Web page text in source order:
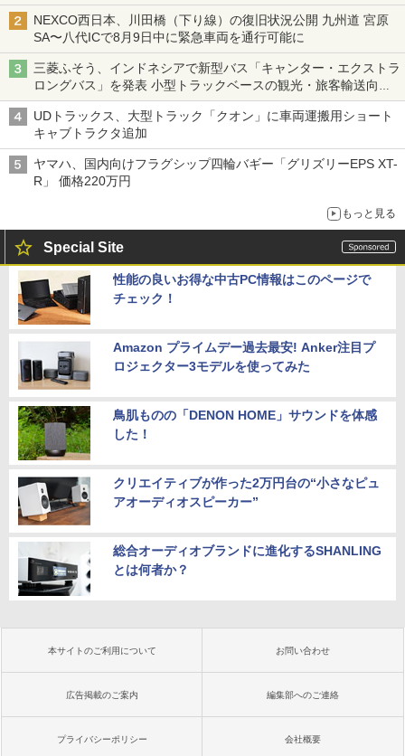
NEXCO西日本、川田橋（下り線）の復旧状況公開 九州道 宮原
SA〜八代ICで8月9日中に緊急車両を通行可能に
三菱ふそう、インドネシアで新型バス「キャンター・エクストラ
ロングバス」を発表 小型トラックベースの観光・旅客輸送向け
バス
UDトラックス、大型トラック「クオン」に車両運搬用ショート
キャブトラクタ追加
ヤマハ、国内向けフラグシップ四輪バギー「グリズリーEPS XT-
R」 価格220万円
もっと見る
Special Site
性能の良いお得な中古PC情報はこのページで
チェック！
Amazon プライムデー過去最安! Anker注目プ
ロジェクター3モデルを使ってみた
鳥肌ものの「DENON HOME」サウンドを体感
した！
クリエイティブが作った2万円台の“小さなピュ
アオーディオスピーカー”
総合オーディオブランドに進化するSHANLING
とは何者か？
本サイトのご利用について お問い合わせ
広告掲載のご案内 編集部へのご連絡
プライバシーポリシー 会社概要